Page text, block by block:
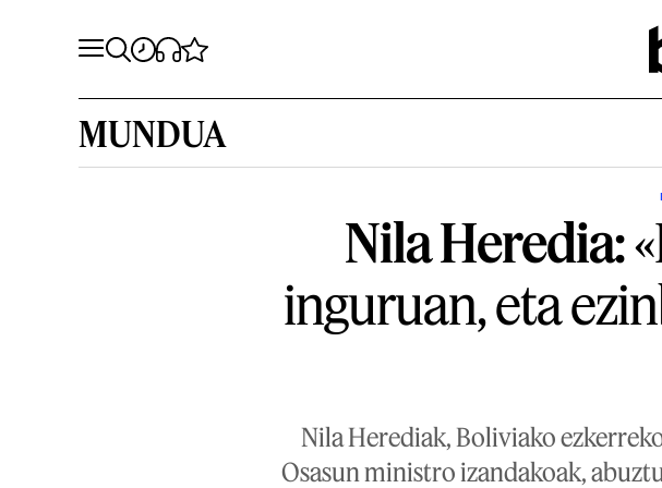
MUNDUA
Nila Heredia:
inguruan, eta
Nila Herediak, Boliviako
Osasun ministro izandakoak,